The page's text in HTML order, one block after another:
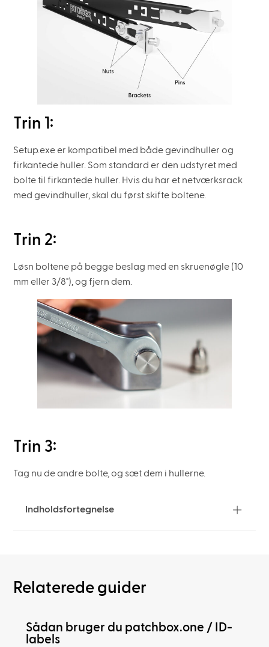
Trin 1:
Setup.exe er kompatibel med både gevindhuller og
firkantede huller. Som standard er den udstyret med
bolte til firkantede huller. Hvis du har et netværksrack
med gevindhuller, skal du først skifte boltene.
Trin 2:
Løsn boltene på begge beslag med en skruenøgle (10
mm eller 3/8"), og fjern dem.
Trin 3:
Tag nu de andre bolte, og sæt dem i hullerne.
Indholdsfortegnelse
Relaterede guider
Sådan bruger du patchbox.one / ID-
labels